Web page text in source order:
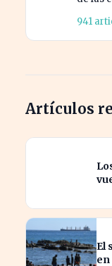
941
Artículos
El